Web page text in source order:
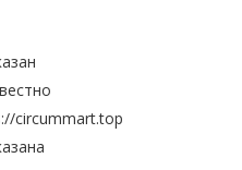
circummart.top